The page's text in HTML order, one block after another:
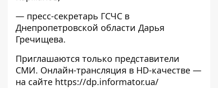
— пресс-секретарь ГСЧС в
Днепропетровской области Дарья
Гречищева.
Приглашаются только представители
СМИ. Онлайн-трансляция в HD-качестве —
на сайте https://dp.informator.ua/